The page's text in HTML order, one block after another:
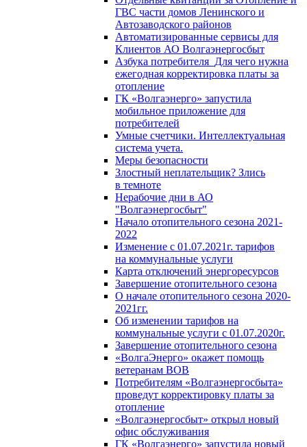
ГВС части домов Ленинского и
Автозаводского районов
Автоматизированные сервисы для
Клиентов АО Волгаэнергосбыт
Азбука потребителя_Для чего нужна
ежегодная корректировка платы за
отопление
ГК «Волгаэнерго» запустила
мобильное приложение для
потребителей
Умные счетчики. Интеллектуальная
система учета.
Меры безопасности
Злостный неплательщик? Злись
в темноте
Нерабочие дни в АО
"Волгаэнергосбыт"
Начало отопительного сезона 2021-
2022
Изменение с 01.07.2021г. тарифов
на коммунальные услуги
Карта отключений энергоресурсов
Завершение отопительного сезона
О начале отопительного сезона 2020-
2021гг.
Об изменении тарифов на
коммунальные услуги с 01.07.2020г.
Завершение отопительного сезона
«ВолгаЭнерго» окажет помощь
ветеранам ВОВ
Потребителям «Волгаэнергосбыта»
проведут корректировку платы за
отопление
«Волгаэнергосбыт» открыл новый
офис обслуживания
ГК «Волгаэнерго» запустила новый